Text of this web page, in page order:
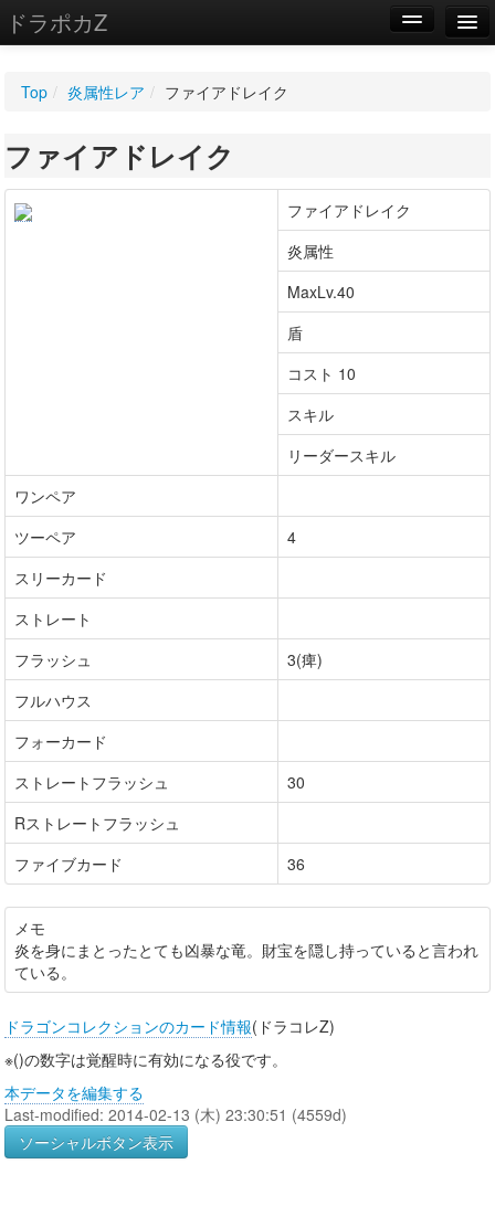
ドラポカZ
WIKI
設定
Top / 炎属性レア / ファイアドレイク
ファイアドレイク
ファイアドレイク
炎属性
MaxLv.40
盾
コスト 10
スキル
リーダースキル
ワンペア
ツーペア
4
スリーカード
ストレート
フラッシュ
3(痺)
フルハウス
フォーカード
ストレートフラッシュ
30
Rストレートフラッシュ
ファイブカード
36
メモ
炎を身にまとったとても凶暴な竜。財宝を隠し持っていると言われ
ている。
ドラゴンコレクションのカード情報(ドラコレZ)
※()の数字は覚醒時に有効になる役です。
本データを編集する
Last-modified: 2014-02-13 (木) 23:30:51 (4559d)
ソーシャルボタン表示